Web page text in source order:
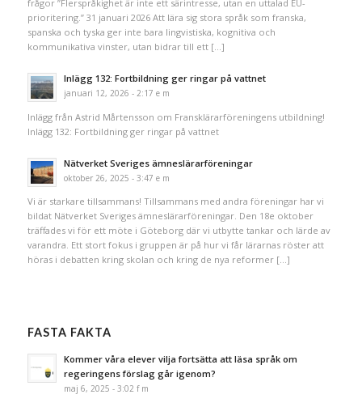
frågor ”Flerspråkighet är inte ett särintresse, utan en uttalad EU-
prioritering.” 31 januari 2026 Att lära sig stora språk som franska,
spanska och tyska ger inte bara lingvistiska, kognitiva och
kommunikativa vinster, utan bidrar till ett […]
Inlägg 132: Fortbildning ger ringar på vattnet
januari 12, 2026 - 2:17 e m
Inlägg från Astrid Mårtensson om Fransklärarföreningens utbildning!
Inlägg 132: Fortbildning ger ringar på vattnet
Nätverket Sveriges ämneslärarföreningar
oktober 26, 2025 - 3:47 e m
Vi är starkare tillsammans! Tillsammans med andra föreningar har vi
bildat Nätverket Sveriges ämneslärarföreningar. Den 18e oktober
träffades vi för ett möte i Göteborg där vi utbytte tankar och lärde av
varandra. Ett stort fokus i gruppen är på hur vi får lärarnas röster att
höras i debatten kring skolan och kring de nya reformer […]
FASTA FAKTA
Kommer våra elever vilja fortsätta att läsa språk om
regeringens förslag går igenom?
maj 6, 2025 - 3:02 f m